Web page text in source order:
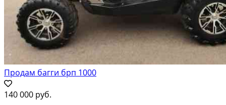
Продам багги брп 1000
140 000 руб.